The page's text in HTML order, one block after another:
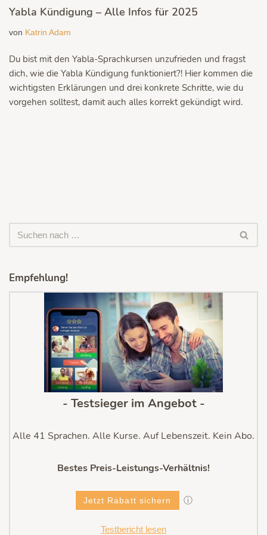
Yabla Kündigung – Alle Infos für 2025
von Katrin Adam
Du bist mit den Yabla-Sprachkursen unzufrieden und fragst
dich, wie die Yabla Kündigung funktioniert?! Hier kommen die
wichtigsten Erklärungen und drei konkrete Schritte, wie du
vorgehen solltest, damit auch alles korrekt gekündigt wird.
Empfehlung!
- Testsieger im Angebot -
Alle 41 Sprachen. Alle Kurse. Auf Lebenszeit. Kein Abo.
Bestes Preis-Leistungs-Verhältnis!
Jetzt Rabatt sichern ⓘ
Testbericht lesen